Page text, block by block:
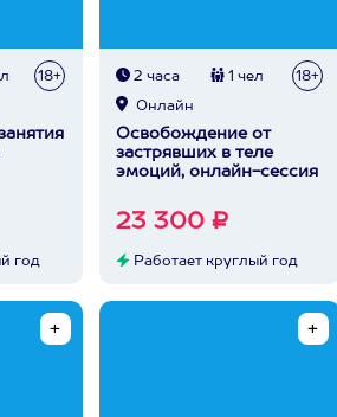
18+
год
2 часа 1 чел 18+
Онлайн
Освобождение от
застрявших в теле
эмоций, онлайн-сессия
23 300 ₽
Работает круглый год